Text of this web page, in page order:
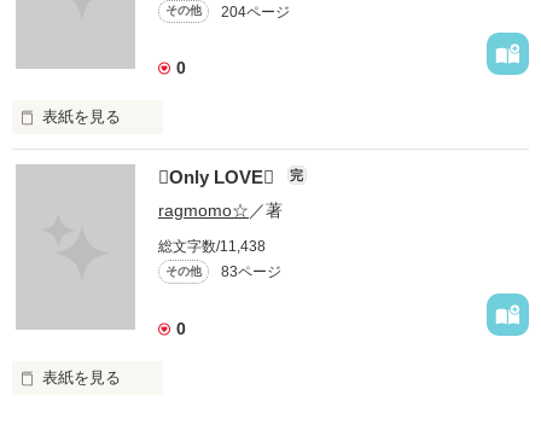
その他 204ページ
0
表紙を見る
人間一人で生まれて、
一人で死んでいくといっても、
その過程ではいろんなドラマが潜んでいる。
葛藤、焦り、すれ違い・・・
忍び込んできた
甘い罠
Only LOVE 完
ragmomo☆／著
総文字数/11,438
その他 83ページ
0
表紙を見る